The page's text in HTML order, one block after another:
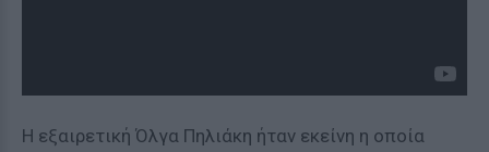
Η εξαιρετική Όλγα Πηλιάκη ήταν εκείνη η οποία